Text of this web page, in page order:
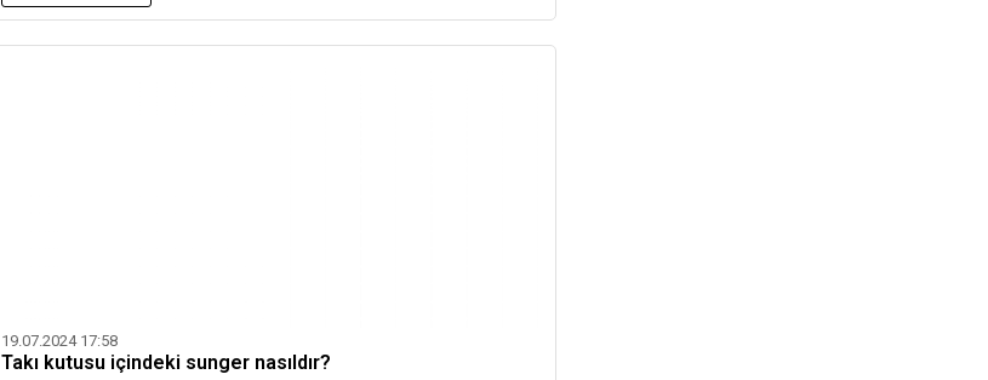
19.07.2024 17:58
Takı kutusu içindeki sunger nasıldır?